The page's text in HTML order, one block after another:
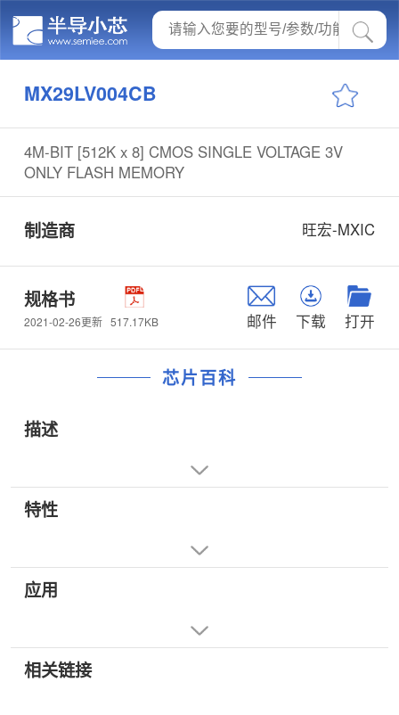
MX29LV004CB
4M-BIT [512K x 8] CMOS SINGLE VOLTAGE 3V
ONLY FLASH MEMORY
制造商 旺宏-MXIC
规格书
2021-02-26更新 517.17KB 邮件 下载 打开
芯片百科
描述
特性
应用
相关链接